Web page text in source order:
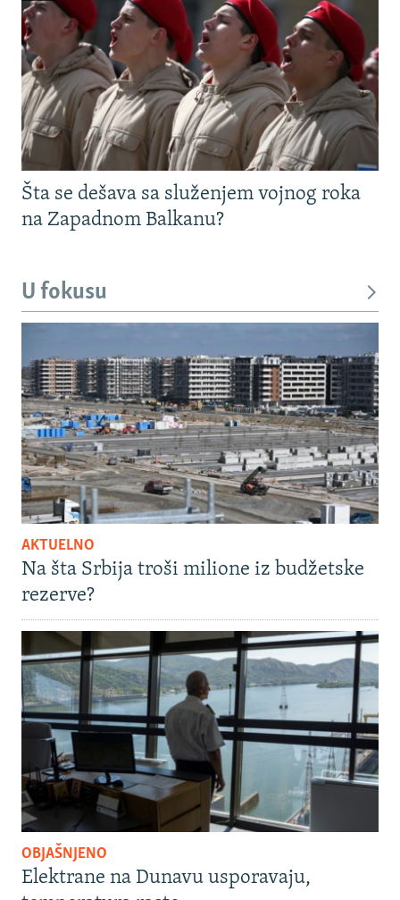
Šta se dešava sa služenjem vojnog roka
na Zapadnom Balkanu?
U fokusu
AKTUELNO
Na šta Srbija troši milione iz budžetske
rezerve?
OBJAŠNJENO
Elektrane na Dunavu usporavaju,